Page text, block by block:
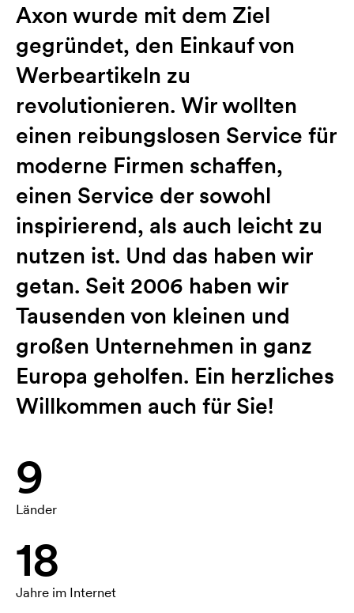
Axon wurde mit dem Ziel
gegründet, den Einkauf von
Werbeartikeln zu
revolutionieren. Wir wollten
einen reibungslosen Service für
moderne Firmen schaffen,
einen Service der sowohl
inspirierend, als auch leicht zu
nutzen ist. Und das haben wir
getan. Seit 2006 haben wir
Tausenden von kleinen und
großen Unternehmen in ganz
Europa geholfen. Ein herzliches
Willkommen auch für Sie!
9
Länder
18
Jahre im Internet